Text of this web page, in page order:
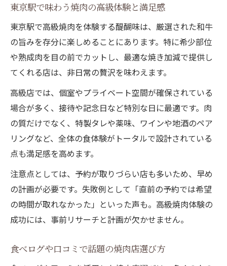
東京駅で味わう焼肉の高級体験と満足感
東京駅で高級焼肉を体験する醍醐味は、厳選された和牛
の旨みを存分に楽しめることにあります。特に希少部位
や熟成肉を目の前でカットし、最適な焼き加減で提供し
てくれる店は、非日常の贅沢を味わえます。
高級店では、個室やプライベート空間が確保されている
場合が多く、接待や記念日など特別な日に最適です。肉
の質だけでなく、特製タレや薬味、ワインや地酒のペア
リングなど、全体の食体験がトータルで設計されている
点も満足感を高めます。
注意点としては、予約が取りづらい店も多いため、早め
の計画が必要です。失敗例として「直前の予約では希望
の時間が取れなかった」といった声も。高級焼肉体験の
成功には、事前リサーチと計画が欠かせません。
食べログや口コミで話題の焼肉店選び方